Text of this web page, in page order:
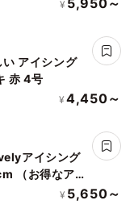
¥ 5,950～
い アイシング
赤 4号
¥ 4,450～
アイシング
（お得なアイ
イシングデコ
¥ 5,650～